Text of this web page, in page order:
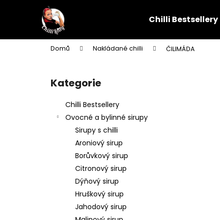
Chilli Bestsellery
Domů Nakládané chilli ČILIMÁDA
Přeskočit
kategorie
Kategorie
Chilli Bestsellery
Ovocné a bylinné sirupy
Sirupy s chilli
Aroniový sirup
Borůvkový sirup
Citronový sirup
Dýňový sirup
Hruškový sirup
Jahodový sirup
í
Zpět
do
obchodu
Zpět
do
obchodu